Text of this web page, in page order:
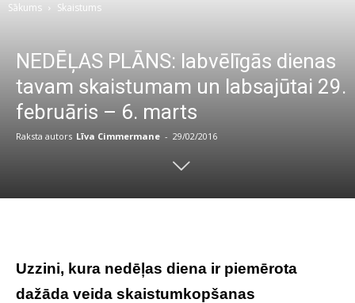
Sākums Skaistums
NEDĒĻAS PLĀNS: labvēlīgās dienas
tavam skaistumam un labsajūtai 29.
februāris – 6. marts
Raksta autors Līva Cimmermane - 29/02/2016
Uzzini, kura nedēļas diena ir piemērota
dažāda veida skaistumkopšanas